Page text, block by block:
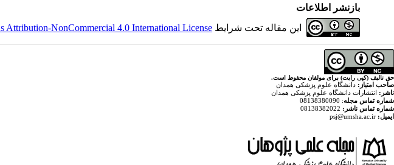
بازنشر اطلاعات
این مقاله تحت شرایط Attribution-NonCommercial 4.0 International License
حق تالیف (کپی رایت) برای مولفان محفوظ است.
صاحب امتیاز: دانشگاه علوم پزشکی همدان
ناشر: انتشارات دانشگاه علوم پزشکی همدان
شماره تماس مجله: 08138380090
شماره تماس ناشر:
ایمیل: